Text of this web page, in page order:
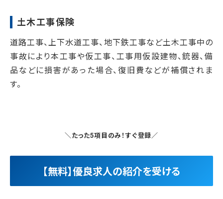
土木工事保険
道路工事、上下水道工事、地下鉄工事など土木工事中の
事故により本工事や仮工事、工事用仮設建物、銃器、備
品などに損害があった場合、復旧費などが補償されま
す。
＼たった5項目のみ！すぐ登録／
【無料】優良求人の紹介を受ける